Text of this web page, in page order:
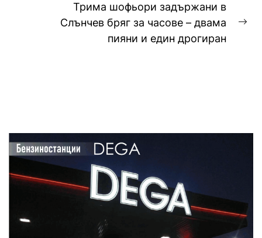
Трима шофьори задържани в
Слънчев бряг за часове – двама
пияни и един дрогиран